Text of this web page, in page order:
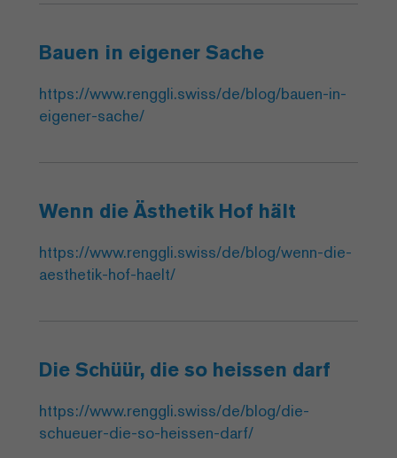
Bauen in eigener Sache
https://www.renggli.swiss/de/blog/bauen-in-
eigener-sache/
Wenn die Ästhetik Hof hält
https://www.renggli.swiss/de/blog/wenn-die-
aesthetik-hof-haelt/
Die Schüür, die so heissen darf
https://www.renggli.swiss/de/blog/die-
schueuer-die-so-heissen-darf/